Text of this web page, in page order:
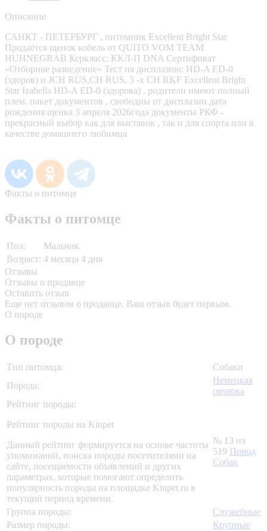
Описание
САНКТ - ПЕТЕРБУРГ , питомник Excellent Bright Star
Продаётся щенок кобель от QUITO VOM TEAM
HUHNEGRAB Керкласс: ККЛ-П DNA Сертификат
«Отборное разведение» Тест на дисплазию: HD-A ED-0
(здоров) и JCH RUS,CH RUS, 3 -х CH RKF Excellent Bright
Star Izabella HD-A ED-0 (здорова) , родители имеют полный
плем. пакет документов , свободны от дисплазии дата
рождения щенка 3 апреля 2026года документы РКФ -
прекрасный выбор как для выставок , так и для спорта или в
качестве домашнего любимца
Факты о питомце
Факты о питомце
Пол:
Мальчик
Возраст: 4 месяца 4 дня
Отзывы
Отзывы о продавце
Оставить отзыв
Еще нет отзывов о продавце. Ваш отзыв будет первым.
О породе
О породе
Тип питомца:
Собаки
Порода:
Немецкая
овчарка
Рейтинг породы:
Рейтинг породы на Kinpet
Данный рейтинг формируется на основе частоты
упоминаний, поиска породы посетителями на
сайте, посещаемости объявлений и других
параметрах, которые помогают определить
популярность породы на площадке Kinpet.ru в
текущий период времени.
№ 13 из
519 Пород
Собак
Группа породы:
Служебные
Размер породы:
Крупные